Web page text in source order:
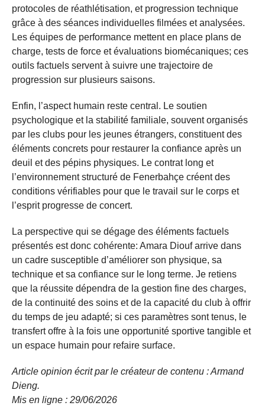
protocoles de réathlétisation, et progression technique
grâce à des séances individuelles filmées et analysées.
Les équipes de performance mettent en place plans de
charge, tests de force et évaluations biomécaniques; ces
outils factuels servent à suivre une trajectoire de
progression sur plusieurs saisons.
Enfin, l’aspect humain reste central. Le soutien
psychologique et la stabilité familiale, souvent organisés
par les clubs pour les jeunes étrangers, constituent des
éléments concrets pour restaurer la confiance après un
deuil et des pépins physiques. Le contrat long et
l’environnement structuré de Fenerbahçe créent des
conditions vérifiables pour que le travail sur le corps et
l’esprit progresse de concert.
La perspective qui se dégage des éléments factuels
présentés est donc cohérente: Amara Diouf arrive dans
un cadre susceptible d’améliorer son physique, sa
technique et sa confiance sur le long terme. Je retiens
que la réussite dépendra de la gestion fine des charges,
de la continuité des soins et de la capacité du club à offrir
du temps de jeu adapté; si ces paramètres sont tenus, le
transfert offre à la fois une opportunité sportive tangible et
un espace humain pour refaire surface.
Article opinion écrit par le créateur de contenu : Armand
Dieng.
Mis en ligne : 29/06/2026